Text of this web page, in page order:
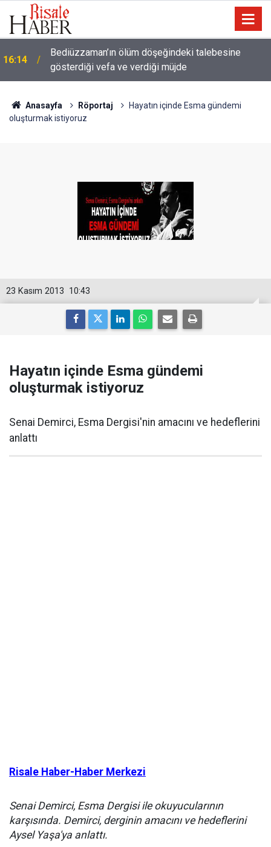
16:14
Bediüzzaman’ın ölüm döşeğindeki talebesine
gösterdiği vefa ve verdiği müjde
Anasayfa Röportaj
Hayatın içinde Esma gündemi
oluşturmak istiyoruz
10:43
23 Kasım 2013
Hayatın içinde Esma gündemi
oluşturmak istiyoruz
Senai Demirci, Esma Dergisi'nin amacını ve hedeflerini
anlattı
Risale Haber-Haber Merkezi
Senai Demirci, Esma Dergisi ile okuyucularının
karşısında. Demirci, derginin amacını ve hedeflerini
Aysel Yaşa'ya anlattı.